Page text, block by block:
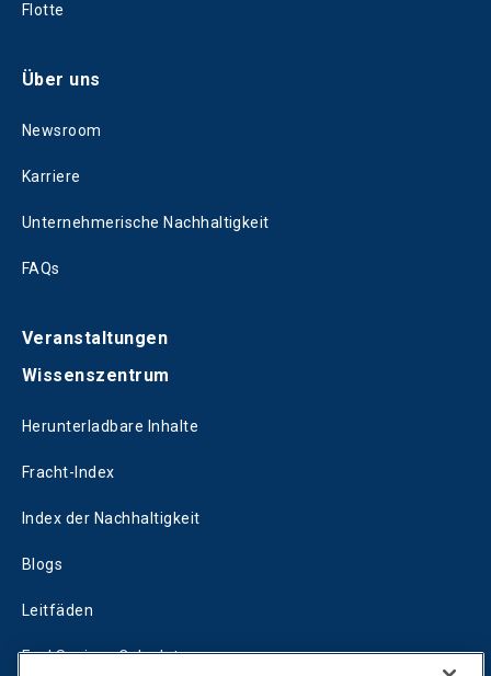
Flotte
Über uns
Newsroom
Karriere
Unternehmerische Nachhaltigkeit
FAQs
Veranstaltungen
Wissenszentrum
Herunterladbare Inhalte
Fracht-Index
Index der Nachhaltigkeit
Blogs
Leitfäden
Fuel Savings Calculator